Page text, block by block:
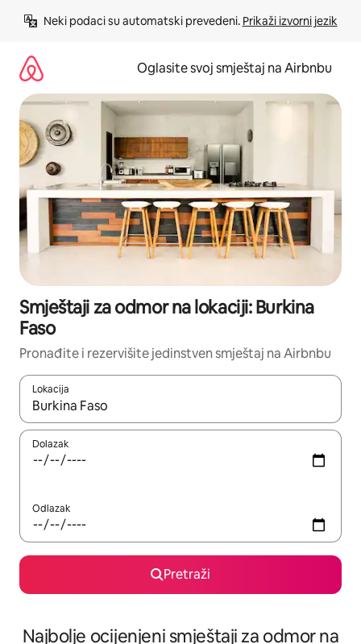
Neki podaci su automatski prevedeni. Prikaži izvorni jezik
Oglasite svoj smještaj na Airbnbu
Smještaji za odmor na lokaciji: Burkina
Faso
Pronađite i rezervišite jedinstven smještaj na Airbnbu
Lokacija
Kad rezultati budu dostupni, krećite se gore i dolje pomoću
Dolazak
Odlazak
Pretraži
Najbolje ocijenjeni smještaji za odmor na